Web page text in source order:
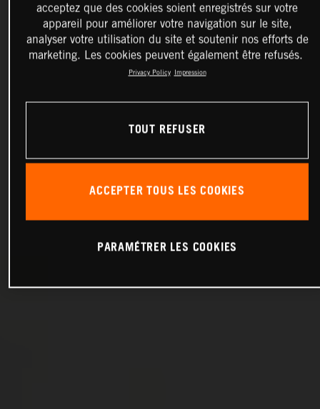
acceptez que des cookies soient enregistrés sur votre
appareil pour améliorer votre navigation sur le site,
analyser votre utilisation du site et soutenir nos efforts de
marketing. Les cookies peuvent également être refusés.
Privacy Policy Impression
TOUT REFUSER
ACCEPTER TOUS LES COOKIES
PARAMÉTRER LES COOKIES